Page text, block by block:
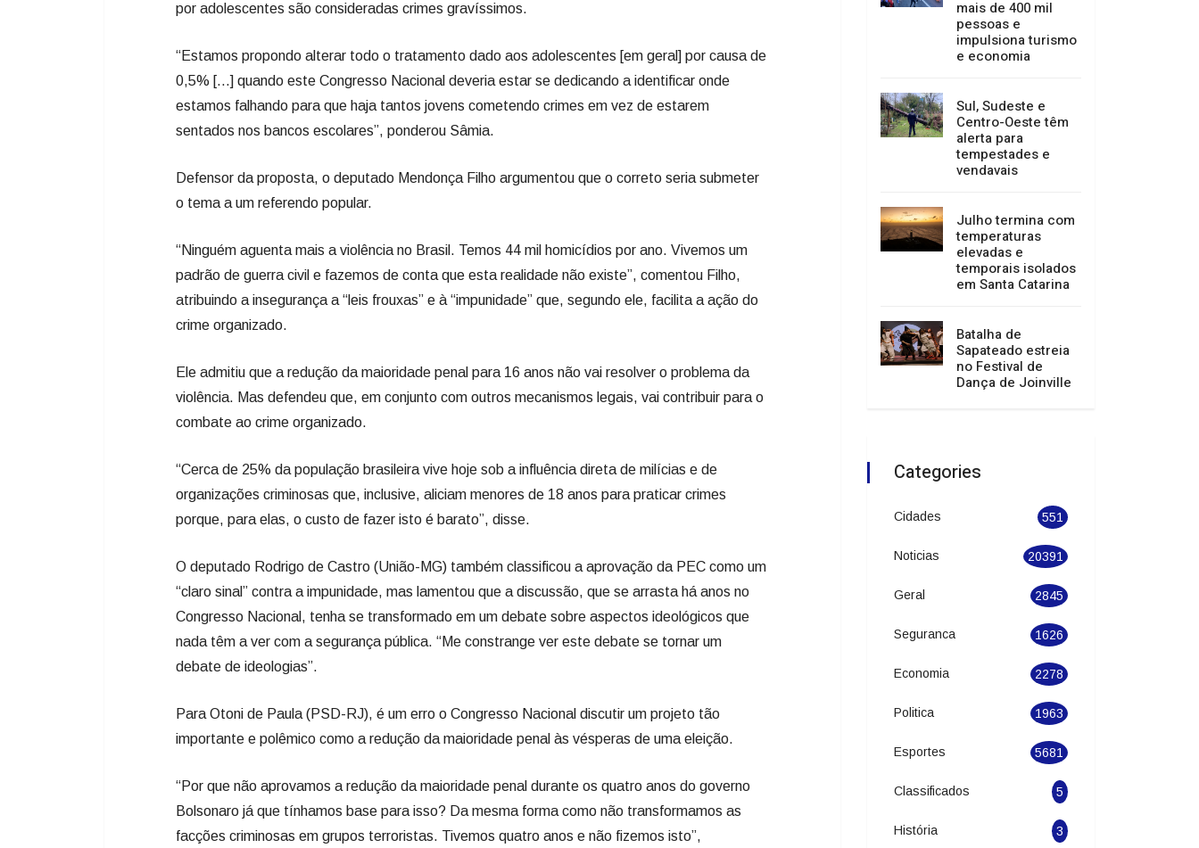
por adolescentes são consideradas crimes gravíssimos.
“Estamos propondo alterar todo o tratamento dado aos adolescentes [em geral] por causa de
0,5% [...] quando este Congresso Nacional deveria estar se dedicando a identificar onde
estamos falhando para que haja tantos jovens cometendo crimes em vez de estarem
sentados nos bancos escolares”, ponderou Sâmia.
Defensor da proposta, o deputado Mendonça Filho argumentou que o correto seria submeter
o tema a um referendo popular.
“Ninguém aguenta mais a violência no Brasil. Temos 44 mil homicídios por ano. Vivemos um
padrão de guerra civil e fazemos de conta que esta realidade não existe”, comentou Filho,
atribuindo a insegurança a “leis frouxas” e à “impunidade” que, segundo ele, facilita a ação do
crime organizado.
Ele admitiu que a redução da maioridade penal para 16 anos não vai resolver o problema da
violência. Mas defendeu que, em conjunto com outros mecanismos legais, vai contribuir para o
combate ao crime organizado.
“Cerca de 25% da população brasileira vive hoje sob a influência direta de milícias e de
organizações criminosas que, inclusive, aliciam menores de 18 anos para praticar crimes
porque, para elas, o custo de fazer isto é barato”, disse.
O deputado Rodrigo de Castro (União-MG) também classificou a aprovação da PEC como um
“claro sinal” contra a impunidade, mas lamentou que a discussão, que se arrasta há anos no
Congresso Nacional, tenha se transformado em um debate sobre aspectos ideológicos que
nada têm a ver com a segurança pública. “Me constrange ver este debate se tornar um
debate de ideologias”.
Para Otoni de Paula (PSD-RJ), é um erro o Congresso Nacional discutir um projeto tão
importante e polêmico como a redução da maioridade penal às vésperas de uma eleição.
“Por que não aprovamos a redução da maioridade penal durante os quatro anos do governo
Bolsonaro já que tínhamos base para isso? Da mesma forma como não transformamos as
facções criminosas em grupos terroristas. Tivemos quatro anos e não fizemos isto”,
Festival de Dança
de Joinville atrai
mais de 400 mil
e economia
Sul, Sudeste e
Centro-Oeste têm
vendavais
Julho termina com
temperaturas
em Santa Catarina
Batalha de
Categories
Cidades 551
Noticias 20391
Geral 2845
Seguranca 1626
Economia 2278
Politica 1963
Esportes 5681
Classificados 5